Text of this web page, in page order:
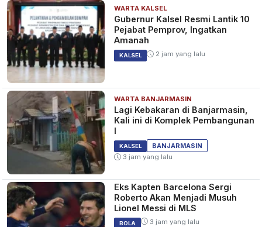
Timnas U-22 Indonesia Tiba di
Bandara Soeta Pamer Medali
Emas, Disambut Meriah Warga
dan Sejumlah Pejabat
SPORT 3 tahun yang lalu
WARTA KALSEL
Gubernur Kalsel Resmi Lantik 10
Pejabat Pemprov, Ingatkan
Amanah
KALSEL 2 jam yang lalu
WARTA BANJARMASIN
Lagi Kebakaran di Banjarmasin,
Kali ini di Komplek Pembangunan
I
KALSEL
BANJARMASIN
3 jam yang lalu
Eks Kapten Barcelona Sergi
Roberto Akan Menjadi Musuh
Lionel Messi di MLS
BOLA 3 jam yang lalu